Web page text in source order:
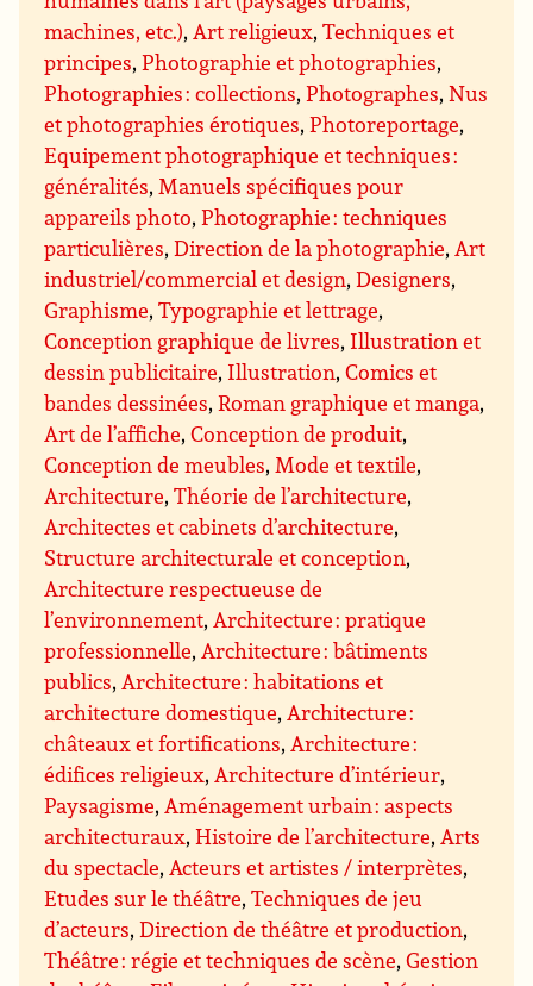
machines, etc.),Art religieux,Techniques et
principes,Photographie et photographies,
Photographies : collections,Photographes,Nus
et photographies érotiques,Photoreportage,
Equipement photographique et techniques :
généralités,Manuels spécifiques pour
appareils photo,Photographie : techniques
particulières,Direction de la photographie,Art
industriel/commercial et design,Designers,
Graphisme,Typographie et lettrage,
Conception graphique de livres, Illustration et
dessin publicitaire, Illustration,Comics et
bandes dessinées,Roman graphique et manga,
Art de l’affiche,Conception de produit,
Conception de meubles,Mode et textile,
Architecture,Théorie de l’architecture,
Architectes et cabinets d’architecture,
Structure architecturale et conception,
Architecture respectueuse de
l’environnement,Architecture : pratique
professionnelle,Architecture : bâtiments
publics,Architecture : habitations et
architecture domestique,Architecture :
châteaux et fortifications,Architecture :
édifices religieux,Architecture d’intérieur,
Paysagisme,Aménagement urbain : aspects
architecturaux,Histoire de l’architecture,Arts
du spectacle,Acteurs et artistes / interprètes,
Etudes sur le théâtre,Techniques de jeu
d’acteurs,Direction de théâtre et production,
Théâtre : régie et techniques de scène,Gestion